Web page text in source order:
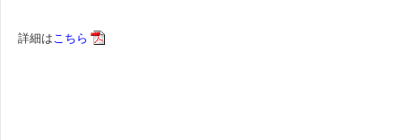
詳細はこちら